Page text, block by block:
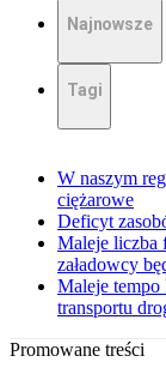
Najnowsze
Tagi
W naszym
ciężarowe
Deficyt
Maleje liczba
załadowcy
Maleje tempo
transportu
Promowane treści